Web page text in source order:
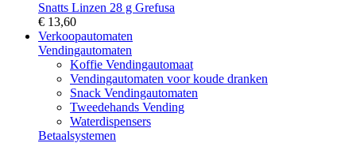
Snatts Linzen 28 g Grefusa
€ 13,60
Verkoopautomaten
Vendingautomaten
Koffie Vendingautomaat
Vendingautomaten voor koude dranken
Snack Vendingautomaten
Tweedehands Vending
Waterdispensers
Betaalsystemen